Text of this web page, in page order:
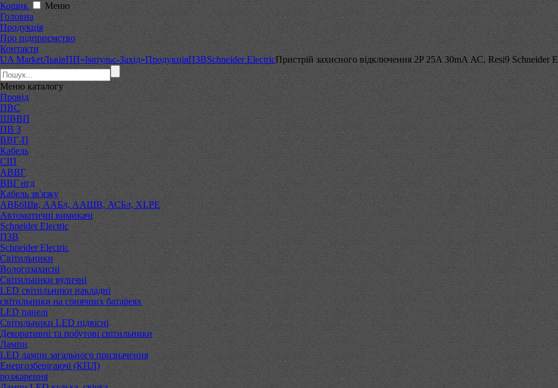
Кошик
Меню
Головна
Продукція
Про підприємство
Контакти
UA MarketЛьвівПП«Імпульс-Захід»ПродукціяПЗВSchneider ElectricПристрій захисного відключення 2P 25A 30mA АС, Resi9 Schneider
Меню каталогу
Провід
ПВС
ШВВП
ПВ 3
ВВГ-П
Кабель
СІП
АВВГ
ВВГ нгд
Кабель зв'язку
АВБбШв, ААБл, ААШВ, АСБл, XLPE
Автоматичні вимикачі
Schneider Electric
ПЗВ
Schneider Electric
Світильники
Вологозахисні
Світильники вуличні
LED світильники накладні
світильники на сонячних батареях
LED панелі
Світильники LED підвісні
Декоративні та побутові світильники
Лампи
LED лампи загального призначення
Енергозберігаючі (КПЛ)
розжарення